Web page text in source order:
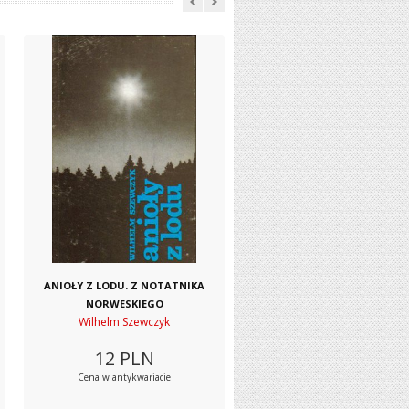
ANIOŁY Z LODU. Z NOTATNIKA
NORWESKIEGO
Wilhelm Szewczyk
12 PLN
Cena w antykwariacie